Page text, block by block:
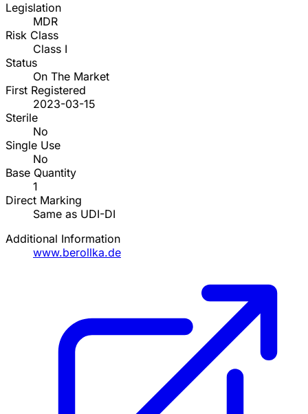
Legislation
MDR
Risk Class
Class I
Status
On The Market
First Registered
2023-03-15
Sterile
No
Single Use
No
Base Quantity
1
Direct Marking
Same as UDI-DI
Additional Information
www.berollka.de